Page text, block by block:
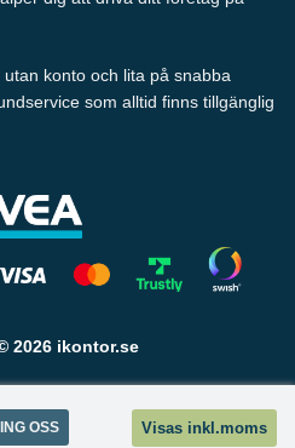
konto och lita på snabba
som alltid finns tillgänglig
2026 ikontor.se
OSS Visas inkl.moms